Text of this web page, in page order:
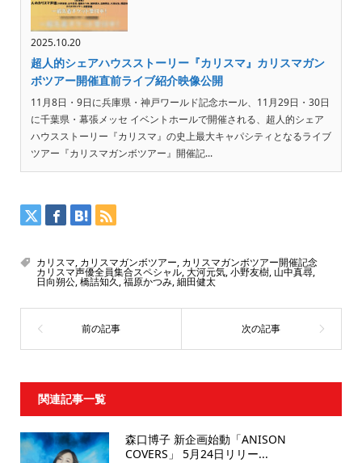
2025.10.20
超人的シェアハウスストーリー『カリスマ』カリスマガン
ボツアー開催直前ライブ紹介映像公開
11月8日・9日に兵庫県・神戸ワールド記念ホール、11月29日・30日
に千葉県・幕張メッセ イベントホールで開催される、超人的シェア
ハウスストーリー『カリスマ』の史上最大キャパシティとなるライブ
ツアー『カリスマガンボツアー』開催記...
カリスマ, カリスマガンボツアー, カリスマガンボツアー開催記念
カリスマ声優全員集合スペシャル,大河元気,小野友樹, 山中真尋,
日向朔公,橋詰知久,福原かつみ,細田健太
関連記事一覧
森口博子 新企画始動「ANISON
COVERS」 5月24日リリー...